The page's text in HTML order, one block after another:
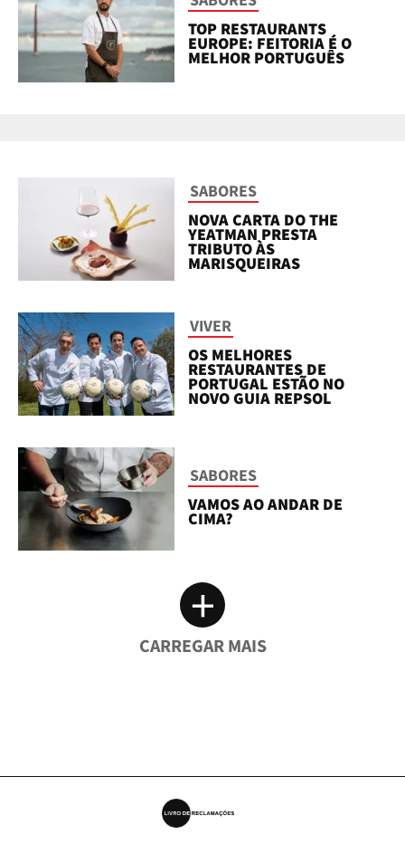
TOP RESTAURANTS
EUROPE: FEITORIA É O
MELHOR PORTUGUÊS
SABORES
NOVA CARTA DO THE
YEATMAN PRESTA
TRIBUTO ÀS
MARISQUEIRAS
VIVER
OS MELHORES
RESTAURANTES DE
PORTUGAL ESTÃO NO
NOVO GUIA REPSOL
SABORES
VAMOS AO ANDAR DE
CIMA?
+
CARREGAR MAIS